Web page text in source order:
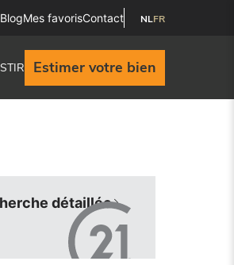
BlogMes favorisContact NLFR
Estimer votre bien
détaillée